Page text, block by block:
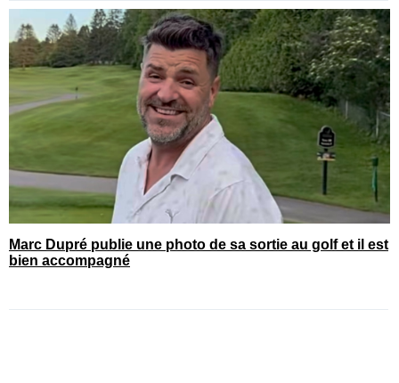
Marc Dupré publie une photo de sa sortie au golf et il est
bien accompagné